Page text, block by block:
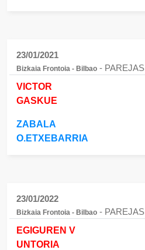
23/01/2021
Bizkaia Frontoia - Bilbao - PAREJAS
VICTOR
GASKUE
ZABALA
O.ETXEBARRIA
23/01/2022
Bizkaia Frontoia - Bilbao - PAREJAS
EGIGUREN V
UNTORIA